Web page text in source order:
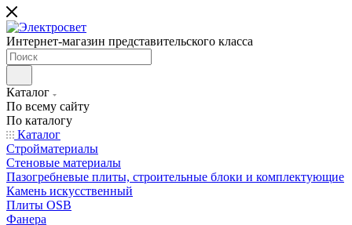
Интернет-магазин представительского класса
Каталог
По всему сайту
По каталогу
Каталог
Стройматериалы
Стеновые материалы
Пазогребневые плиты, строительные блоки и комплектующие
Камень искусственный
Плиты OSB
Фанера